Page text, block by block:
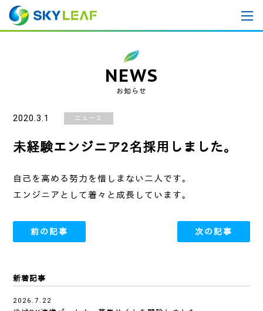
NEWS
お知らせ
2020.3.1 ニュース
未経験エンジニア2名採用しました。
自己を高める努力を惜しまない二人です。
エンジニアとして着々と成長しています。
前の記事 次の記事
新着記事
2026.7.22